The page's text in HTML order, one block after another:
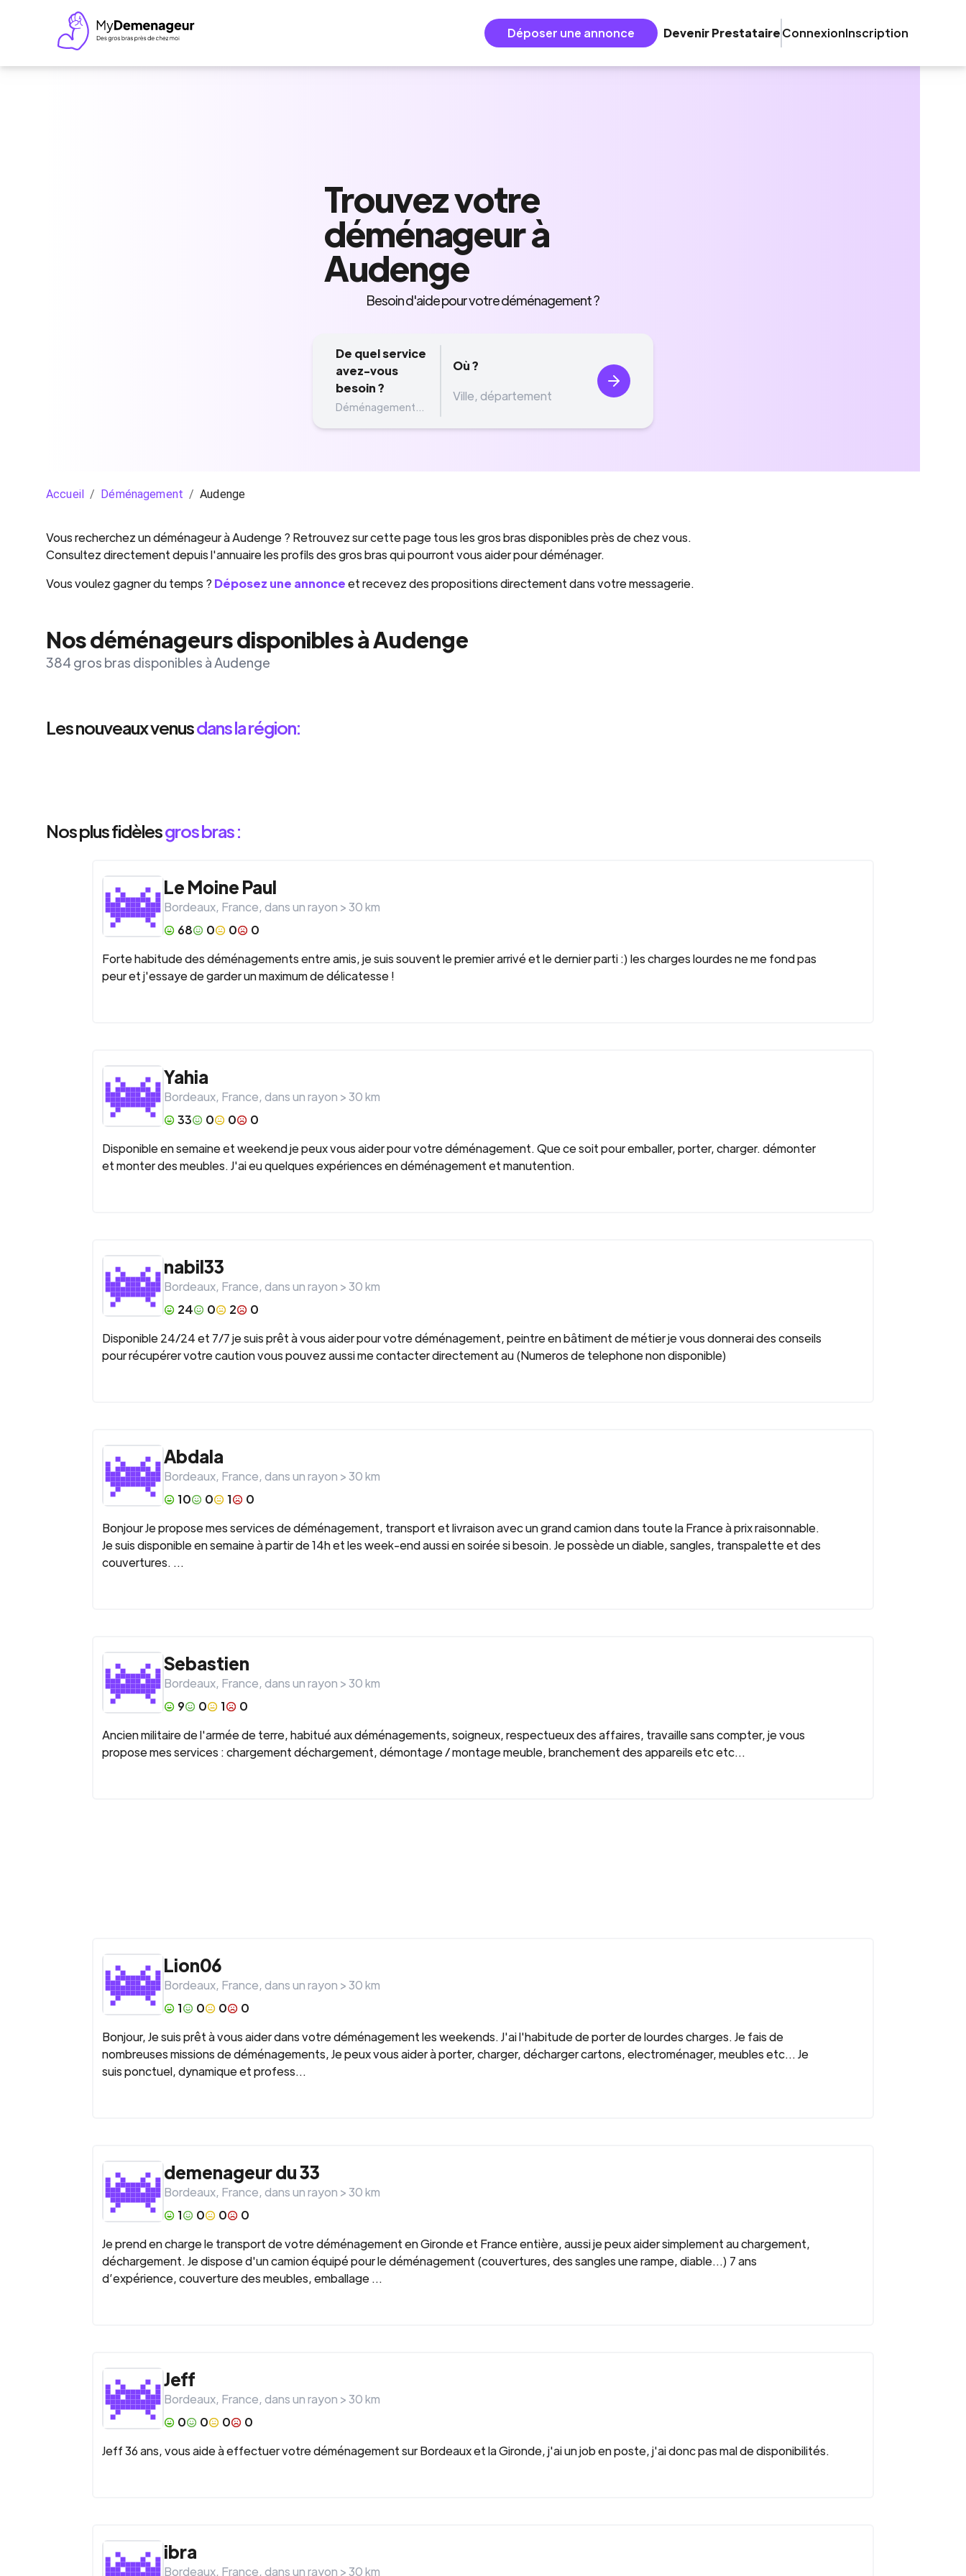
Déposer une annonce Devenir PrestataireConnexionInscription
Trouvezvotre
déménageurà
Audenge
Besoin d'aide pour votre déménagement ?
De quel service
avez-vous
besoin ?
Déménagement...
Où ?
Accueil / Déménagement / Audenge
Vous recherchez undéménageuràAudenge? Retrouvez sur cette page tous les gros bras disponibles près de chez vous.
Consultez directement depuis l'annuaire les profils des gros bras qui pourront vous aider pour déménager.
Vous voulez gagner du temps ? Déposez une annonceet recevez des propositions directement dans votre messagerie.
Nos déménageurs disponibles à Audenge
384 gros bras disponibles à Audenge
Les nouveaux venusdans la région:
Nos plus fidèlesgros bras :
Le MoinePaul
Bordeaux, France, dans un rayon >30km
68
0 0
0
Forte habitude des déménagements entre amis, je suis souvent le premier arrivé et le dernier parti :) les charges lourdes ne me fond pas
peur et j'essaye de garder un maximum de délicatesse !
Yahia
Bordeaux, France, dans un rayon >30km
33
0 0
0
Disponible en semaine et weekend je peux vous aider pour votre déménagement. Que ce soit pour emballer, porter, charger. démonter
et monter des meubles. J'ai eu quelques expériences en déménagement et manutention.
nabil33
Bordeaux, France, dans un rayon >30km
24
0 2
0
Disponible 24/24 et 7/7 je suis prêt à vous aider pour votre déménagement, peintre en bâtiment de métier je vous donnerai des conseils
pour récupérer votre caution vous pouvez aussi me contacter directement au (Numeros de telephone non disponible)
Abdala
Bordeaux, France, dans un rayon >30km
10
0 1
0
Bonjour Je propose mes services de déménagement, transport et livraison avec un grand camion dans toute la France à prix raisonnable.
Je suis disponible en semaine à partir de 14h et les week-end aussi en soirée si besoin. Je possède un diable, sangles, transpalette et des
couvertures. ...
Sebastien
Bordeaux, France, dans un rayon >30km
9
0 1
0
Ancien militaire de l'armée de terre, habitué aux déménagements, soigneux, respectueux des affaires, travaille sans compter, je vous
propose mes services : chargement déchargement, démontage / montage meuble, branchement des appareils etc etc...
Lion06
Bordeaux, France, dans un rayon >30km
1
0 0
0
Bonjour, Je suis prêt à vous aider dans votre déménagement les weekends. J'ai l'habitude de porter de lourdes charges. Je fais de
nombreuses missions de déménagements, Je peux vous aider à porter, charger, décharger cartons, electroménager, meubles etc... Je
suis ponctuel, dynamique et profess...
demenageur du 33
Bordeaux, France, dans un rayon >30km
1
0 0
0
Je prend en charge le transport de votre déménagement en Gironde et France entière, aussi je peux aider simplement au chargement,
déchargement. Je dispose d'un camion équipé pour le déménagement (couvertures, des sangles une rampe, diable...) 7 ans
d’expérience, couverture des meubles, emballage ...
Jeff
Bordeaux, France, dans un rayon >30km
0
0 0
0
Jeff 36 ans, vous aide à effectuer votre déménagement sur Bordeaux et la Gironde, j'ai un job en poste, j'ai donc pas mal de disponibilités.
ibra
Bordeaux, France, dans un rayon >30km